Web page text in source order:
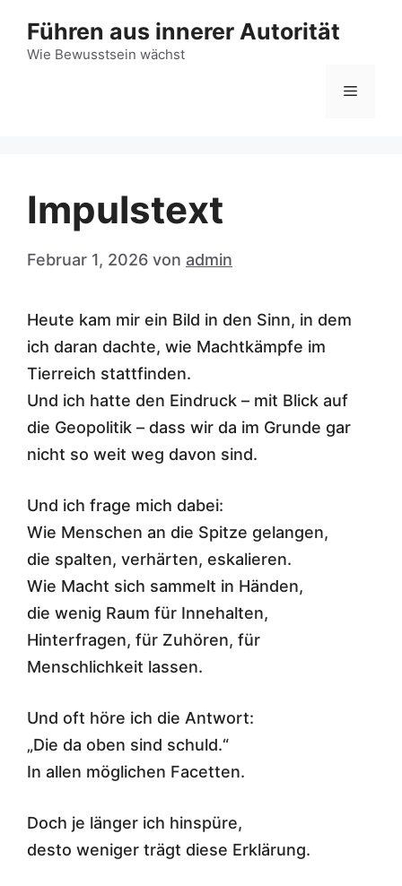
InhaltFühren aus innerer Autorität
Wie Bewusstsein wächst
Menü
Impulstext
Februar 1, 2026 von admin
Heute kam mir ein Bild in den Sinn, in dem
ich daran dachte, wie Machtkämpfe im
Tierreich stattfinden.
Und ich hatte den Eindruck – mit Blick auf
die Geopolitik – dass wir da im Grunde gar
nicht so weit weg davon sind.
Und ich frage mich dabei:
Wie Menschen an die Spitze gelangen,
die spalten, verhärten, eskalieren.
Wie Macht sich sammelt in Händen,
die wenig Raum für Innehalten,
Hinterfragen, für Zuhören, für
Menschlichkeit lassen.
Und oft höre ich die Antwort:
„Die da oben sind schuld.“
In allen möglichen Facetten.
Doch je länger ich hinspüre,
desto weniger trägt diese Erklärung.